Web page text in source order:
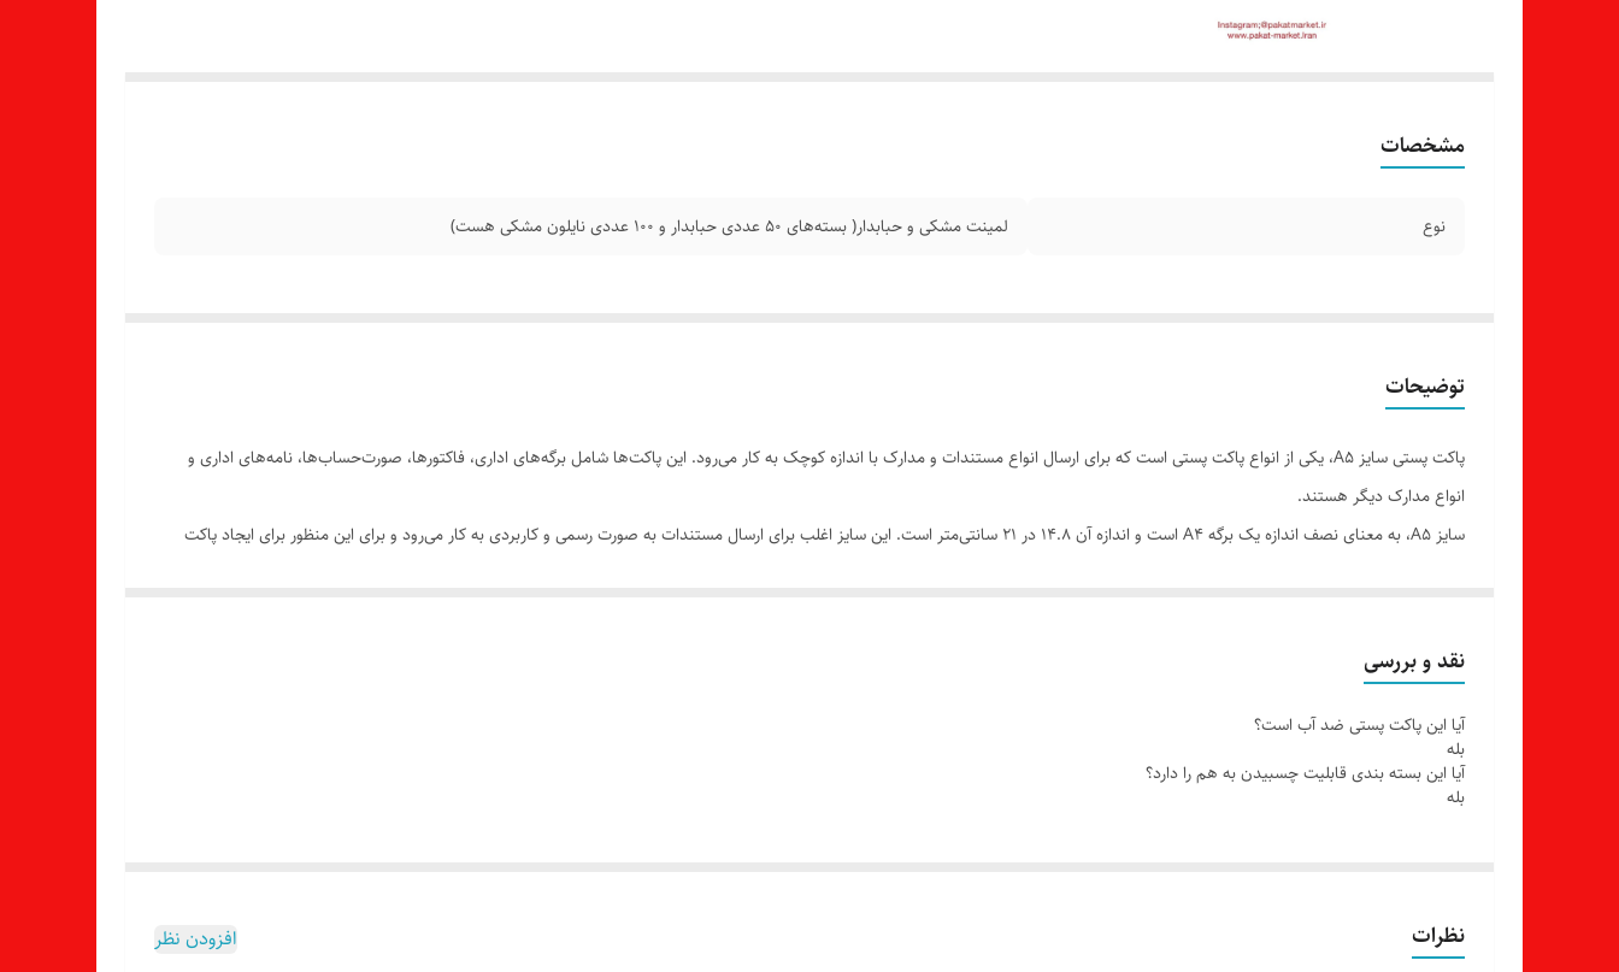
مشخصات
نوع لمینت مشکی و حبابدار( بسته‌های ۵۰ عددی حبابدار و ۱۰۰ عددی نایلون مشکی هست)
توضیحات
پاکت پستی سایز A5، یکی از انواع پاکت پستی است که برای ارسال انواع مستندات و مدارک با اندازه کوچک به کار می‌رود. این پاکت‌ها شامل برگه‌های اداری، فاکتورها، صورت‌حساب‌ها، نامه‌های اداری و
انواع مدارک دیگر هستند.
سایز A5، به معنای نصف اندازه یک برگه A4 است و اندازه آن 14.8 در 21 سانتی‌متر است. این سایز اغلب برای ارسال مستندات به صورت رسمی و کاربردی به کار می‌رود و برای این منظور برای ایجاد پاکت
باعث می‌شود محتوای داخل پاکت در طول حمل و نقل ایمن باشد.
کوچک به صورت خصوصی و رسمی، بسیار موثر و کاربردی هستند.
نقد و بررسی
آیا این پاکت پستی ضد آب است؟
بله
آیا این بسته بندی قابلیت چسبیدن به هم را دارد؟
بله
نظرات افزودن نظر